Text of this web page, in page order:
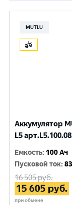
MUTLU
Аккумулятор
L5
Емкость: 100 Ач
Пусковой ток:
16 505руб.
15 605 руб.
при обмене